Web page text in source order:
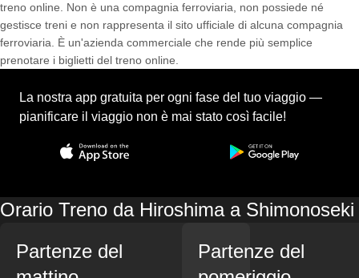
treno online. Non è una compagnia ferroviaria, non possiede né
gestisce treni e non rappresenta il sito ufficiale di alcuna compagnia
ferroviaria. È un'azienda commerciale che rende più semplice
prenotare i biglietti del treno online.
La nostra app gratuita per ogni fase del tuo viaggio —
pianificare il viaggio non è mai stato così facile!
Orario Treno da Hiroshima a Shimonoseki
Partenze del
Partenze del